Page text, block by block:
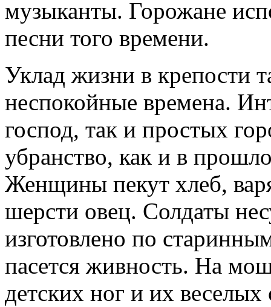
музыканты. Горожане
песни того времени.
Уклад жизни в крепости
неспокойные времена.
господ, так и простых
убранство, как и в
Женщины пекут хлеб,
шерсти овец. Солдаты
изготовлено по
пасется живность. На
детских ног и их